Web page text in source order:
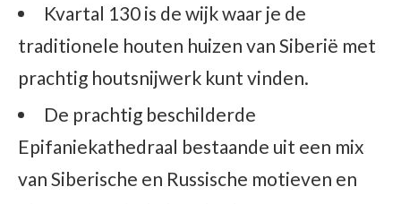
Kvartal 130 is de wijk waar je de
traditionele houten huizen van Siberië met
prachtig houtsnijwerk kunt vinden.
De prachtig beschilderde
Epifaniekathedraal bestaande uit een mix
van Siberische en Russische motieven en